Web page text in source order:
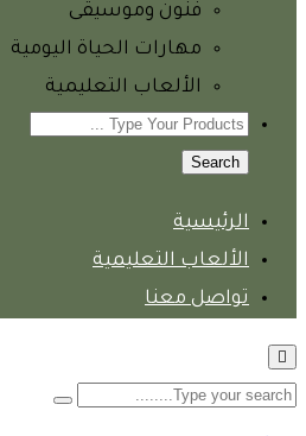
فنون وموسيقى
مهارات الحياة اليومية
الألعاب التعليمية
Search
الرئيسية
الألعاب التعليمية
تواصل معنا